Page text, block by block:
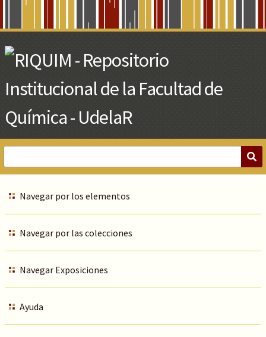
Main
Content
Navegar por los elementos
Navegar por las colecciones
Navegar Exposiciones
Ayuda